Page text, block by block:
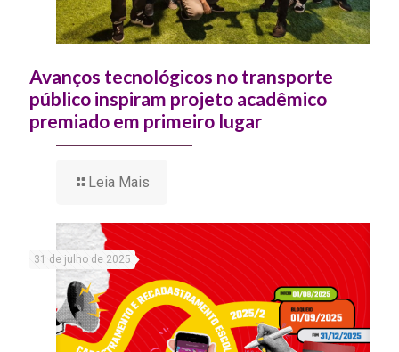
Avanços tecnológicos no transporte
público inspiram projeto acadêmico
premiado em primeiro lugar
Leia Mais
31 de julho de 2025